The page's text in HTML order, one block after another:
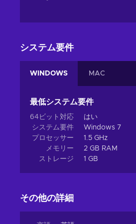
システム要件
WINDOWS MAC
最低システム要件
64ビット対応
はい
システム要件
Windows 7
プロセッサー
1.5 GHz
メモリー
2 GB RAM
ストレージ
1 GB
その他の詳細